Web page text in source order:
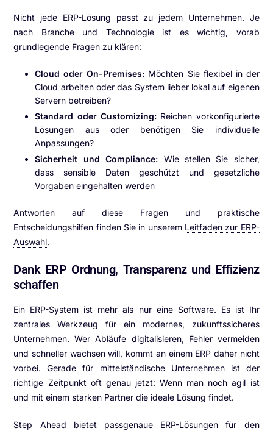
Nicht jede ERP-Lösung passt zu jedem Unternehmen. Je
nach Branche und Technologie ist es wichtig, vorab
grundlegende Fragen zu klären:
Cloud oder On-Premises: Möchten Sie flexibel in der
Cloud arbeiten oder das System lieber lokal auf eigenen
Servern betreiben?
Standard oder Customizing: Reichen vorkonfigurierte
Lösungen aus oder benötigen Sie individuelle
Anpassungen?
Sicherheit und Compliance: Wie stellen Sie sicher,
dass sensible Daten geschützt und gesetzliche
Vorgaben eingehalten werden
Antworten auf diese Fragen und praktische
Entscheidungshilfen finden Sie in unserem Leitfaden zur ERP-
Auswahl.
Dank ERP Ordnung, Transparenz und Effizienz
schaffen
Ein ERP-System ist mehr als nur eine Software. Es ist Ihr
zentrales Werkzeug für ein modernes, zukunftssicheres
Unternehmen. Wer Abläufe digitalisieren, Fehler vermeiden
und schneller wachsen will, kommt an einem ERP daher nicht
vorbei. Gerade für mittelständische Unternehmen ist der
richtige Zeitpunkt oft genau jetzt: Wenn man noch agil ist
und mit einem starken Partner die ideale Lösung findet.
Step Ahead bietet passgenaue ERP-Lösungen für den